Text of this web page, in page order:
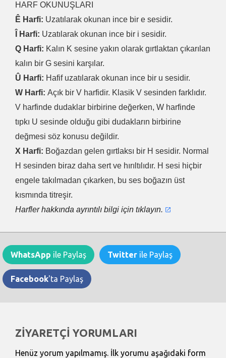
HARF OKUNUŞLARI
Ê Harfi: Uzatılarak okunan ince bir e sesidir.
Î Harfi: Uzatılarak okunan ince bir i sesidir.
Q Harfi: Kalın K sesine yakın olarak gırtlaktan çıkarılan
kalın bir G sesini karşılar.
Û Harfi: Hafif uzatılarak okunan ince bir u sesidir.
W Harfi: Açık bir V harfidir. Klasik V sesinden farklıdır.
V harfinde dudaklar birbirine değerken, W harfinde
tıpkı U sesinde olduğu gibi dudakların birbirine
değmesi söz konusu değildir.
X Harfi: Boğazdan gelen gırtlaksı bir H sesidir. Normal
H sesinden biraz daha sert ve hırıltılıdır. H sesi hiçbir
engele takılmadan çıkarken, bu ses boğazın üst
kısmında titreşir.
Harfler hakkında ayrıntılı bilgi için tıklayın.
WhatsApp ile Paylaş Twitter ile Paylaş
Facebook'ta Paylaş
ZİYARETÇİ YORUMLARI
Henüz yorum yapılmamış. İlk yorumu aşağıdaki form